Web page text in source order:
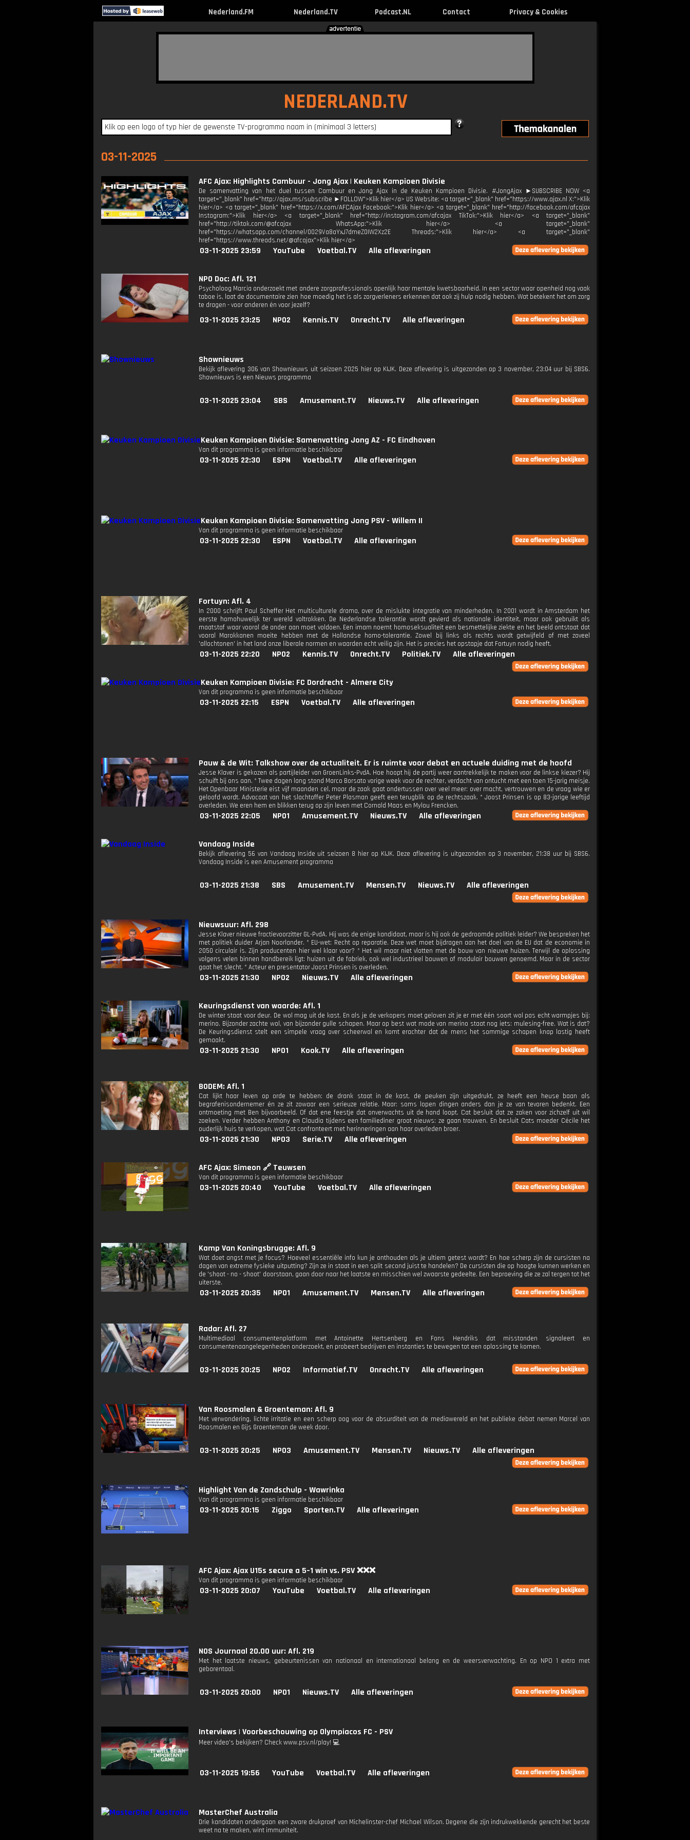
Nederland.FM Nederland.TV Podcast.NL Contact Privacy & Cookies
NEDERLAND.TV
03-11-2025
AFC Ajax: Highlights Cambuur - Jong Ajax | Keuken Kampioen Divisie
De samenvatting van het duel tussen Cambuur en Jong Ajax in de Keuken Kampioen Divisie. #JongAjax ►SUBSCRIBE NOW <a
target="_blank" href="http://ajax.ms/subscribe ►FOLLOW">Klik hier</a> US Website: <a target="_blank" href="https://www.ajax.nl X:">Klik
hier</a> <a target="_blank" href="https://x.com/AFCAjax Facebook:">Klik hier</a> <a target="_blank" href="http://facebook.com/afcajax
Instagram:">Klik hier</a> <a target="_blank" href="http://instagram.com/afcajax TikTok:">Klik hier</a> <a target="_blank"
href="http://tiktok.com/@afcajax WhatsApp:">Klik hier</a> <a target="_blank"
href="https://whatsapp.com/channel/0029Va8aYxJ7dmeZ0IW2Xz2E Threads:">Klik hier</a> <a target="_blank"
href="https://www.threads.net/@afcajax">Klik hier</a>
03-11-2025 23:59 YouTube Voetbal.TV Alle afleveringen
NPO Doc: Afl. 121
Psycholoog Marcia onderzoekt met andere zorgprofessionals openlijk haar mentale kwetsbaarheid. In een sector waar openheid nog vaak
taboe is, laat de documentaire zien hoe moedig het is als zorgverleners erkennen dat ook zij hulp nodig hebben. Wat betekent het om zorg
te dragen - voor anderen én voor jezelf?
03-11-2025 23:25 NPO2 Kennis.TV Onrecht.TV Alle afleveringen
Shownieuws
Bekijk aflevering 306 van Shownieuws uit seizoen 2025 hier op KIJK. Deze aflevering is uitgezonden op 3 november, 23:04 uur bij SBS6.
Shownieuws is een Nieuws programma
03-11-2025 23:04 SBS Amusement.TV Nieuws.TV Alle afleveringen
Keuken Kampioen Divisie: Samenvatting Jong AZ - FC Eindhoven
Van dit programma is geen informatie beschikbaar
03-11-2025 22:30 ESPN Voetbal.TV Alle afleveringen
Keuken Kampioen Divisie: Samenvatting Jong PSV - Willem II
Van dit programma is geen informatie beschikbaar
03-11-2025 22:30 ESPN Voetbal.TV Alle afleveringen
Fortuyn: Afl. 4
In 2000 schrijft Paul Scheffer Het multiculturele drama, over de mislukte integratie van minderheden. In 2001 wordt in Amsterdam het
eerste homohuwelijk ter wereld voltrokken. De Nederlandse tolerantie wordt gevierd als nationale identiteit, maar ook gebruikt als
maatstaf waar vooral de ander aan moet voldoen. Een imam noemt homoseksualiteit een besmettelijke ziekte en het beeld ontstaat dat
vooral Marokkanen moeite hebben met de Hollandse homo-tolerantie. Zowel bij links als rechts wordt getwijfeld of met zoveel
'allochtonen' in het land onze liberale normen en waarden echt veilig zijn. Het is precies het opstapje dat Fortuyn nodig heeft.
03-11-2025 22:20 NPO2 Kennis.TV Onrecht.TV Politiek.TV Alle afleveringen
Keuken Kampioen Divisie: FC Dordrecht - Almere City
Van dit programma is geen informatie beschikbaar
03-11-2025 22:15 ESPN Voetbal.TV Alle afleveringen
Pauw & de Wit: Talkshow over de actualiteit. Er is ruimte voor debat en actuele duiding met de hoofd
Jesse Klaver is gekozen als partijleider van GroenLinks-PvdA. Hoe hoopt hij de partij weer aantrekkelijk te maken voor de linkse kiezer? Hij
schuift bij ons aan. * Twee dagen lang stond Marco Borsato vorige week voor de rechter, verdacht van ontucht met een toen 15-jarig meisje.
Het Openbaar Ministerie eist vijf maanden cel, maar de zaak gaat ondertussen over veel meer: over macht, vertrouwen en de vraag wie er
geloofd wordt. Advocaat van het slachtoffer Peter Plasman geeft een terugblik op de rechtszaak. * Joost Prinsen is op 83-jarige leeftijd
overleden. We eren hem en blikken terug op zijn leven met Cornald Maas en Mylou Frencken.
03-11-2025 22:05 NPO1 Amusement.TV Nieuws.TV Alle afleveringen
Vandaag Inside
Bekijk aflevering 56 van Vandaag Inside uit seizoen 8 hier op KIJK. Deze aflevering is uitgezonden op 3 november, 21:38 uur bij SBS6.
Vandaag Inside is een Amusement programma
03-11-2025 21:38 SBS Amusement.TV Mensen.TV Nieuws.TV Alle afleveringen
Nieuwsuur: Afl. 298
Jesse Klaver nieuwe fractievoorzitter GL-PvdA. Hij was de enige kandidaat, maar is hij ook de gedroomde politiek leider? We bespreken het
met politiek duider Arjan Noorlander. * EU-wet: Recht op reparatie. Deze wet moet bijdragen aan het doel van de EU dat de economie in
2050 circulair is. Zijn producenten hier wel klaar voor? * Het wil maar niet vlotten met de bouw van nieuwe huizen. Terwijl de oplossing
volgens velen binnen handbereik ligt: huizen uit de fabriek, ook wel industrieel bouwen of modulair bouwen genoemd. Maar in de sector
gaat het slecht. * Acteur en presentator Joost Prinsen is overleden.
03-11-2025 21:30 NPO2 Nieuws.TV Alle afleveringen
Keuringsdienst van waarde: Afl. 1
De winter staat voor deur. De wol mag uit de kast. En als je de verkopers moet geloven zit je er met één soort wol pas echt warmpjes bij:
merino. Bijzonder zachte wol, van bijzonder gulle schapen. Maar op best wat mode van merino staat nog iets: mulesing-free. Wat is dat?
De Keuringsdienst stelt een simpele vraag over scheerwol en komt erachter dat de mens het sommige schapen knap lastig heeft
gemaakt.
03-11-2025 21:30 NPO1 Kook.TV Alle afleveringen
BODEM: Afl. 1
Cat lijkt haar leven op orde te hebben: de drank staat in de kast, de peuken zijn uitgedrukt, ze heeft een heuse baan als
begrafenisondernemer én ze zit zowaar een serieuze relatie. Maar: soms lopen dingen anders dan je ze van tevoren bedenkt. Een
ontmoeting met Ben bijvoorbeeld. Of dat ene feestje dat onverwachts uit de hand loopt. Cat besluit dat ze zaken voor zichzelf uit wil
zoeken. Verder hebben Anthony en Claudia tijdens een familiediner groot nieuws: ze gaan trouwen. En besluit Cats moeder Cécile het
ouderlijk huis te verkopen, wat Cat confronteert met herinneringen aan haar overleden broer.
03-11-2025 21:30 NPO3 Serie.TV Alle afleveringen
AFC Ajax: Simeon 🔗 Teuwsen
Van dit programma is geen informatie beschikbaar
03-11-2025 20:40 YouTube Voetbal.TV Alle afleveringen
Kamp Van Koningsbrugge: Afl. 9
Wat doet angst met je focus? Hoeveel essentiële info kun je onthouden als je ultiem getest wordt? En hoe scherp zijn de cursisten na
dagen van extreme fysieke uitputting? Zijn ze in staat in een split second juist te handelen? De cursisten die op hoogte kunnen werken en
de 'shoot - no - shoot' doorstaan, gaan door naar het laatste en misschien wel zwaarste gedeelte. Een beproeving die ze zal tergen tot het
uiterste.
03-11-2025 20:35 NPO1 Amusement.TV Mensen.TV Alle afleveringen
Radar: Afl. 27
Multimediaal consumentenplatform met Antoinette Hertsenberg en Fons Hendriks dat misstanden signaleert en
consumentenaangelegenheden onderzoekt, en probeert bedrijven en instanties te bewegen tot een oplossing te komen.
03-11-2025 20:25 NPO2 Informatief.TV Onrecht.TV Alle afleveringen
Van Roosmalen & Groenteman: Afl. 9
Met verwondering, lichte irritatie en een scherp oog voor de absurditeit van de mediawereld en het publieke debat nemen Marcel van
Roosmalen en Gijs Groenteman de week door.
03-11-2025 20:25 NPO3 Amusement.TV Mensen.TV Nieuws.TV Alle afleveringen
Highlight Van de Zandschulp - Wawrinka
Van dit programma is geen informatie beschikbaar
03-11-2025 20:15 Ziggo Sporten.TV Alle afleveringen
AFC Ajax: Ajax U15s secure a 5–1 win vs. PSV ❌❌❌
Van dit programma is geen informatie beschikbaar
03-11-2025 20:07 YouTube Voetbal.TV Alle afleveringen
NOS Journaal 20.00 uur: Afl. 219
Met het laatste nieuws, gebeurtenissen van nationaal en internationaal belang en de weersverwachting. En op NPO 1 extra met
gebarentaal.
03-11-2025 20:00 NPO1 Nieuws.TV Alle afleveringen
Interviews | Voorbeschouwing op Olympiacos FC - PSV
Meer video's bekijken? Check www.psv.nl/play! 💻
03-11-2025 19:56 YouTube Voetbal.TV Alle afleveringen
MasterChef Australia
Drie kandidaten ondergaan een zware drukproef van Michelinster-chef Michael Wilson. Degene die zijn indrukwekkende gerecht het beste
weet na te maken, wint immuniteit.